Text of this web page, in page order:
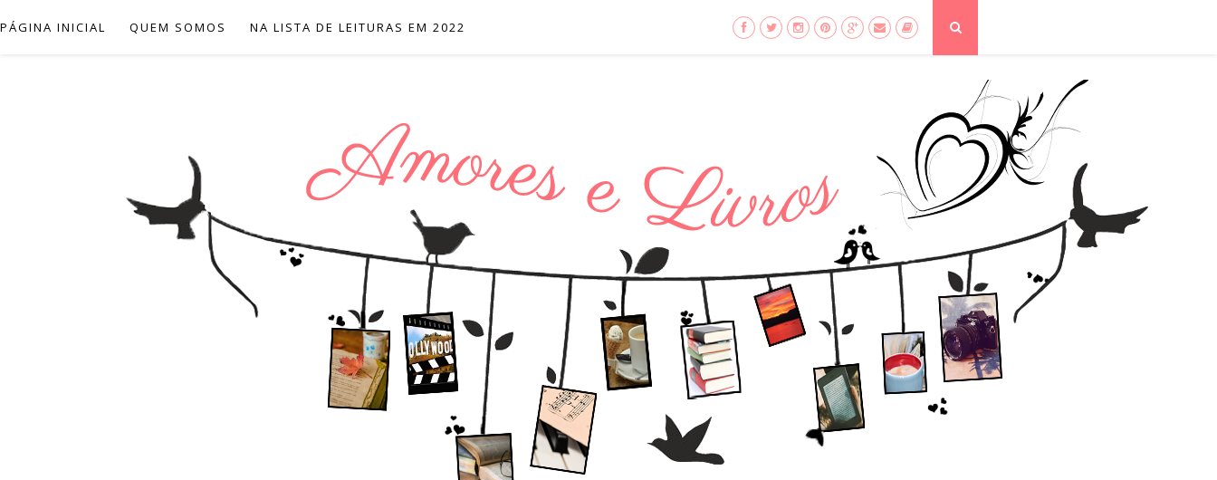
PÁGINA INICIAL QUEM SOMOS NA LISTA DE LEITURAS EM 2022